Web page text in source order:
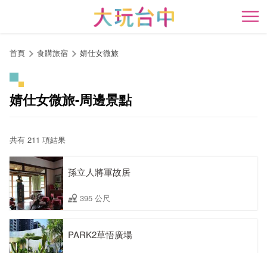
開
首頁 食購旅宿 婧仕女微旅
婧仕女微旅-周邊景點
共有 211 項結果
孫立人將軍故居
395 公尺
PARK2草悟廣場